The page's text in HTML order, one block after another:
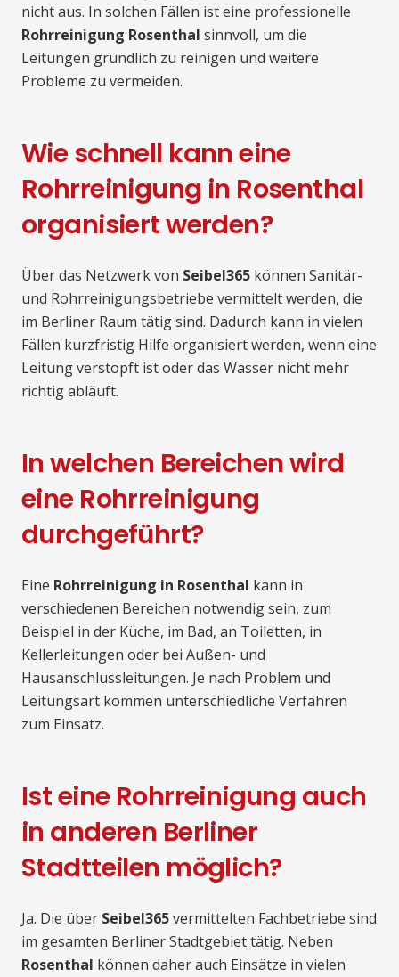
nicht aus. In solchen Fällen ist eine professionelle
Rohrreinigung Rosenthal sinnvoll, um die
Leitungen gründlich zu reinigen und weitere
Probleme zu vermeiden.
Wie schnell kann eine
Rohrreinigung in Rosenthal
organisiert werden?
Über das Netzwerk von Seibel365 können Sanitär-
und Rohrreinigungsbetriebe vermittelt werden, die
im Berliner Raum tätig sind. Dadurch kann in vielen
Fällen kurzfristig Hilfe organisiert werden, wenn eine
Leitung verstopft ist oder das Wasser nicht mehr
richtig abläuft.
In welchen Bereichen wird
eine Rohrreinigung
durchgeführt?
Eine Rohrreinigung in Rosenthal kann in
verschiedenen Bereichen notwendig sein, zum
Beispiel in der Küche, im Bad, an Toiletten, in
Kellerleitungen oder bei Außen- und
Hausanschlussleitungen. Je nach Problem und
Leitungsart kommen unterschiedliche Verfahren
zum Einsatz.
Ist eine Rohrreinigung auch
in anderen Berliner
Stadtteilen möglich?
Ja. Die über Seibel365vermittelten Fachbetriebe sind
im gesamten Berliner Stadtgebiet tätig. Neben
Rosenthal können daher auch Einsätze in vielen